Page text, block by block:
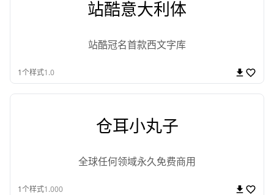
站酷意大利体
站酷冠名首款西文字库
1个样式1.0
仓耳小丸子
全球任何领域永久免费商用
1个样式1.000